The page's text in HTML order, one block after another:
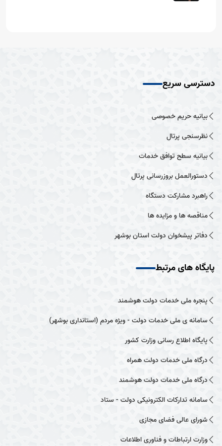
دسترسی سریع
بیانیه حریم خصوصی
نظرسنجی پرتال
بیانیه سطح توافق خدمات
دستورالعمل بروزرسانی پرتال
راهبرد مشارکت دستگاه
مناقصه ها و مزایده ها
دفاتر پیشخوان دولت استان بوشهر
پایگاه های مرتبط
پنجره ملی خدمات دولت هوشمند
سامانه ی ملی خدمات دولت - ویژه مردم (استانداری بوشهر)
پایگاه اطلاع رسانی وزارت کشور
درگاه ملی خدمات دولت همراه
درگاه ملی خدمات دولت هوشمند
سامانه تدارکات الکترونیکی دولت - ستاد
شورای عالی فضای مجازی
وزارت ارتباطات و فناوری اطلاعات